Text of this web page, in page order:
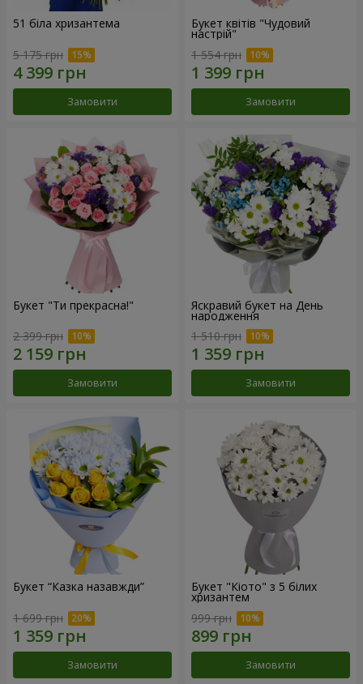
51 біла хризантема
5 175 грн
Замовити
Букет квітів "Чудовий
настрій"
1 554 грн
Замовити
Букет "Ти прекрасна!"
2 399 грн
Замовити
Яскравий букет на День
народження
1 510 грн
Замовити
Букет “Казка назавжди”
1 699 грн
Замовити
Букет "Кіото" з 5 білих
хризантем
999 грн
Замовити